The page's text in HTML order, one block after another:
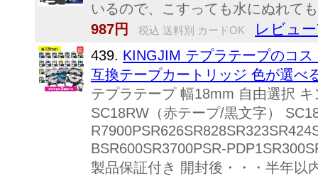
いるので、こすっても水にぬれて
987円
税込 送料別 カードOK レビュ
439. KINGJIM テプラテープのコ
互換テープカートリッジ 色が選べ
テプラテープ 幅18mm 自由選択
SC18RW（赤テープ/黒文字）
BSR600SR3700PSR-
製品保証付き 開封後・・・半年以